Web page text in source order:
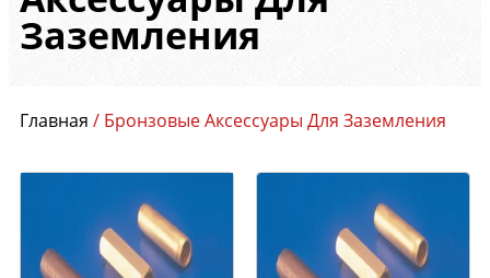
Заземления
Главная / Бронзовые Аксессуары Для Заземления